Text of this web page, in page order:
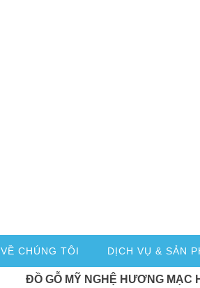
VỀ CHÚNG TÔI DỊCH VỤ & SẢN
ĐỒ GỖ MỸ NGHỆ HƯƠNG MẠC